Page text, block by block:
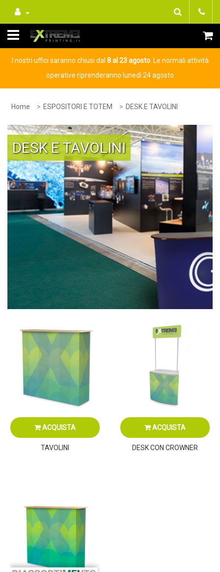
I nostri uffici saranno chiusi dal 8 al 23 agosto. Le normali attività
operative riprenderanno lunedì 24 agosto
Home ESPOSITORI E TOTEM DESK E TAVOLINI
DESK E TAVOLINI
ACQUISTA
TAVOLINI
ACQUISTA
DESK CON CROWNER